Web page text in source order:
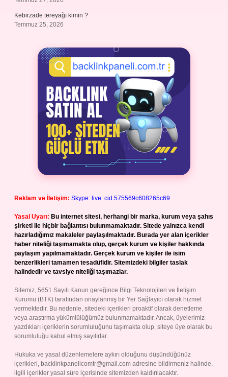
Kebirzade tereyağı kimin ?
Temmuz 25, 2026
Reklam ve İletişim: Skype: live:.cid.575569c608265c69
Yasal Uyarı: Bu internet sitesi, herhangi bir marka, kurum veya şahıs
şirketi ile hiçbir bağlantısı bulunmamaktadır. Sitede yalnızca kendi
hazırladığımız makaleler paylaşılmaktadır. Burada yer alan içerikler
haber niteliği taşımamakta olup, gerçek kurum ve kişiler hakkında
paylaşım yapılmamaktadır. Gerçek kurum ve kişiler ile isim
benzerlikleri tamamen tesadüfidir. Sitemizdeki bilgiler taslak
halindedir ve tavsiye niteliği taşımazlar.
Sitemiz, 5651 Sayılı Kanun gereğince Bilgi Teknolojileri ve İletişim
Kurumu (BTK) tarafından onaylanmış bir Yer Sağlayıcı olarak hizmet
vermektedir. Bu nedenle, sitedeki içerikleri proaktif olarak denetleme
veya araştırma yükümlülüğümüz bulunmamaktadır. Ancak, üyelerimiz
yazdıkları içeriklerin sorumluluğunu taşımakta olup, siteye üye olarak bu
sorumluluğu kabul etmiş sayılırlar.
Hukuka ve yasal düzenlemelere aykırı olduğunu düşündüğünüz
içerikleri, backlinkpanelicomtr@gmail.com adresine bildirmeniz halinde,
ilgili içerikler yasal süre içerisinde sitemizden kaldırılacaktır.